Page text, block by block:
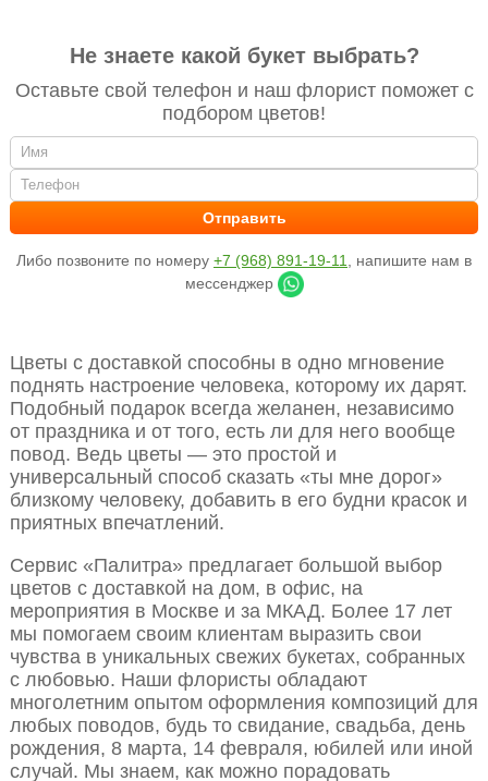
Не знаете какой букет выбрать?
Оставьте свой телефон и наш флорист поможет с
подбором цветов!
Либо позвоните по номеру +7 (968) 891-19-11
, напишите нам в
мессенджер
Цветы с доставкой способны в одно мгновение
поднять настроение человека, которому их дарят.
Подобный подарок всегда желанен, независимо
от праздника и от того, есть ли для него вообще
повод. Ведь цветы — это простой и
универсальный способ сказать «ты мне дорог»
близкому человеку, добавить в его будни красок и
приятных впечатлений.
Сервис «Палитра» предлагает большой выбор
цветов с доставкой на дом, в офис, на
мероприятия в Москве и за МКАД. Более 17 лет
мы помогаем своим клиентам выразить свои
чувства в уникальных свежих букетах, собранных
с любовью. Наши флористы обладают
многолетним опытом оформления композиций для
любых поводов, будь то свидание, свадьба, день
рождения, 8 марта, 14 февраля, юбилей или иной
случай. Мы знаем, как можно порадовать